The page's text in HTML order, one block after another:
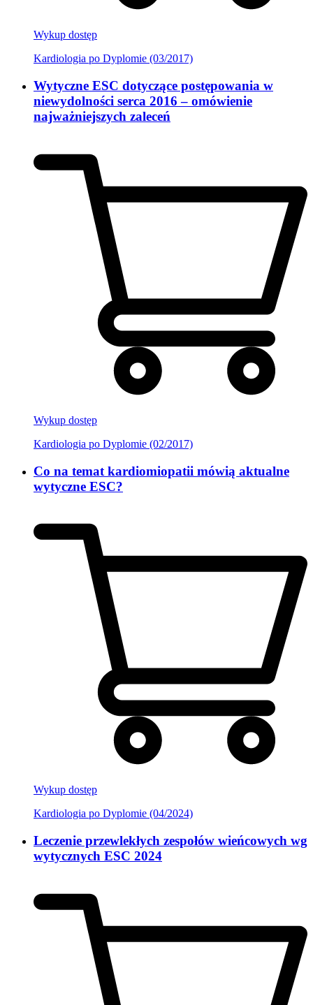
Wykup dostęp
Kardiologia po Dyplomie (03/2017)
Wytyczne ESC dotyczące postępowania w
niewydolności serca 2016 – omówienie
najważniejszych zaleceń
Wykup dostęp
Kardiologia po Dyplomie (02/2017)
Co na temat kardiomiopatii mówią aktualne
wytyczne ESC?
Wykup dostęp
Kardiologia po Dyplomie (04/2024)
Leczenie przewlekłych zespołów wieńcowych wg
wytycznych ESC 2024